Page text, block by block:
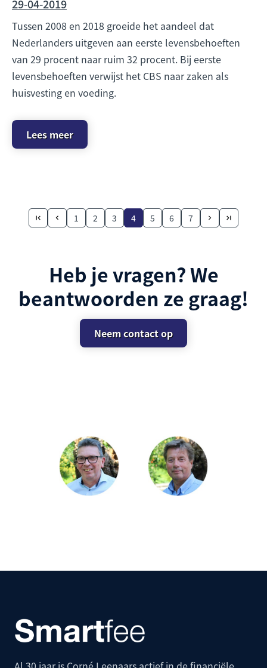
29-04-2019
Tussen 2008 en 2018 groeide het aandeel dat
Nederlanders uitgeven aan eerste levensbehoeften
van 29 procent naar ruim 32 procent. Bij eerste
levensbehoeften verwijst het CBS naar zaken als
huisvesting en voeding.
Lees meer
1 2 3 4 5 6 7
Heb je vragen? We
beantwoorden ze graag!
Neem contact op